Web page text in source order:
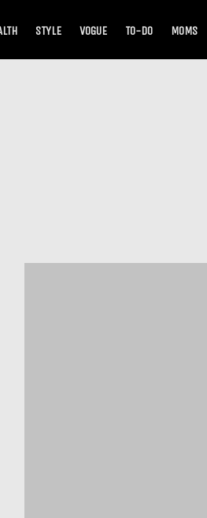
STYLE VOGUE TO-DO MOMS